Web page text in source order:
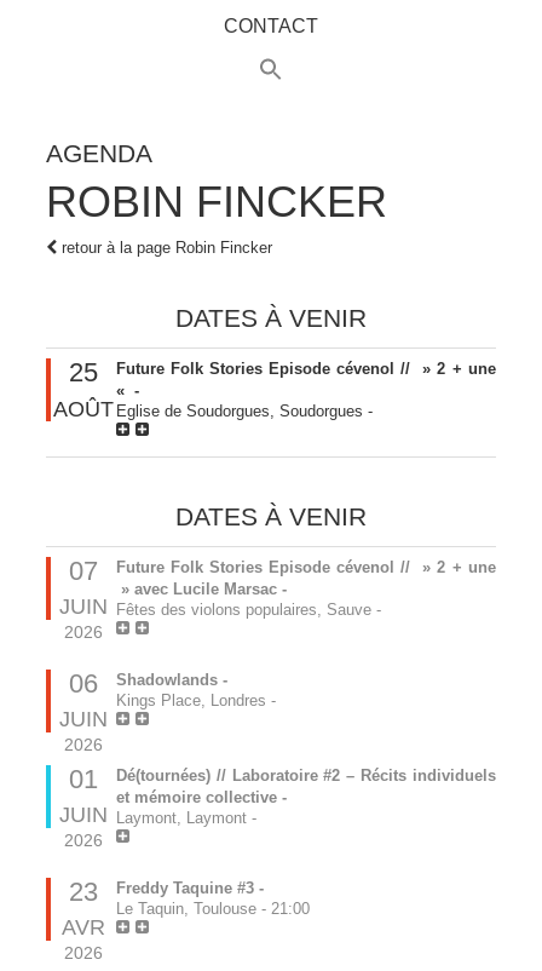
CONTACT
AGENDA
ROBIN FINCKER
retour à la page Robin Fincker
DATES À VENIR
25
AOÛT
Future Folk Stories Episode cévenol // » 2 + une
« -
Eglise de Soudorgues, Soudorgues -
DATES À VENIR
07
JUIN
2026
Future Folk Stories Episode cévenol // » 2 + une
» avec Lucile Marsac -
Fêtes des violons populaires, Sauve -
06
JUIN
2026
Shadowlands -
Kings Place, Londres -
01
JUIN
2026
Dé(tournées) // Laboratoire #2 – Récits individuels
et mémoire collective -
Laymont, Laymont -
23
AVR
2026
Freddy Taquine #3 -
Le Taquin, Toulouse - 21:00